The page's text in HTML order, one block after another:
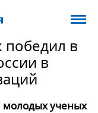
в
в
молодых ученых